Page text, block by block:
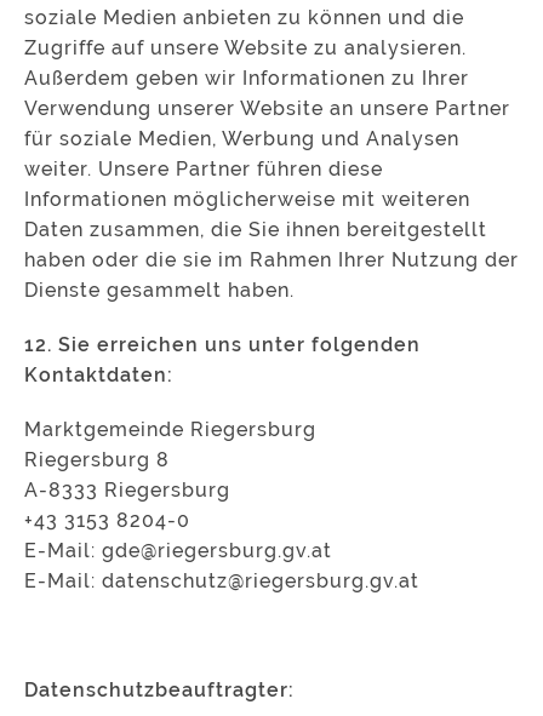
soziale Medien anbieten zu können und die
Zugriffe auf unsere Website zu analysieren.
Außerdem geben wir Informationen zu Ihrer
Verwendung unserer Website an unsere Partner
für soziale Medien, Werbung und Analysen
weiter. Unsere Partner führen diese
Informationen möglicherweise mit weiteren
Daten zusammen, die Sie ihnen bereitgestellt
haben oder die sie im Rahmen Ihrer Nutzung der
Dienste gesammelt haben.
12. Sie erreichen uns unter folgenden
Kontaktdaten:
Marktgemeinde Riegersburg
Riegersburg 8
A-8333 Riegersburg
+43 3153 8204-0
E-Mail: gde@riegersburg.gv.at
E-Mail: datenschutz@riegersburg.gv.at
Datenschutzbeauftragter: